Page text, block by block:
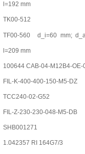
l=192 mm
TK00-512
TF00-560 d_i=60 mm;
l=209 mm
100644 CAB-04-M12B4-OE-
FIL-K-400-400-150-M5-DZ
TCC240-02-G52
FIL-Z-230-230-048-M5-DB
SHB001271
1.042357 RI 164G7/3